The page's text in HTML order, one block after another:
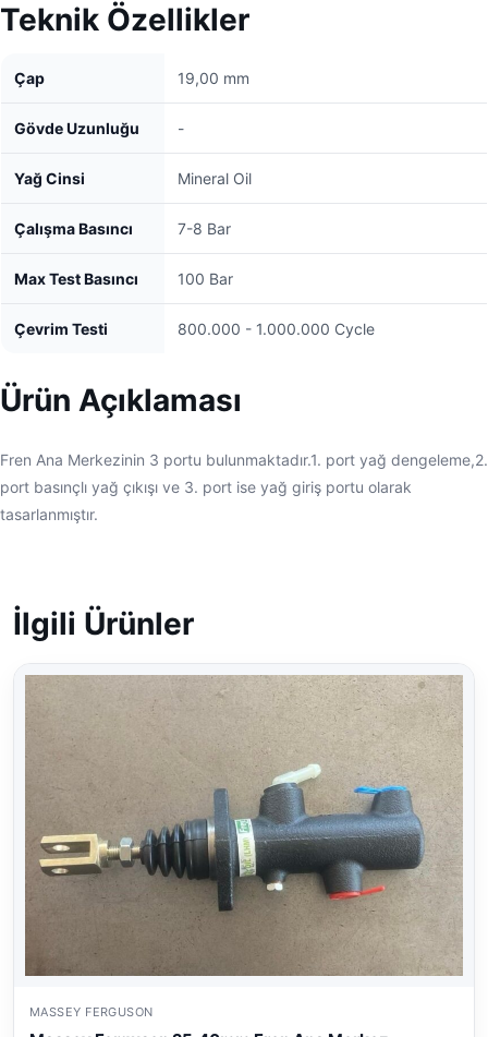
Teknik Özellikler
Çap 19,00 mm
Gövde Uzunluğu -
Yağ Cinsi Mineral Oil
Çalışma Basıncı 7-8 Bar
Max Test Basıncı 100 Bar
Çevrim Testi 800.000 - 1.000.000 Cycle
Ürün Açıklaması
Fren Ana Merkezinin 3 portu bulunmaktadır.1. port yağ dengeleme,2.
port basınçlı yağ çıkışı ve 3. port ise yağ giriş portu olarak
tasarlanmıştır.
İlgili Ürünler
MASSEY FERGUSON